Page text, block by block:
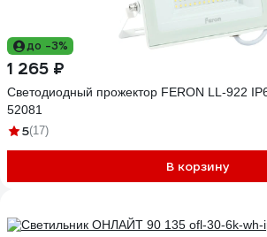
до -3%
1 265 ₽
Светодиодный прожектор FERON LL-922
52081
5(17)
В корзину